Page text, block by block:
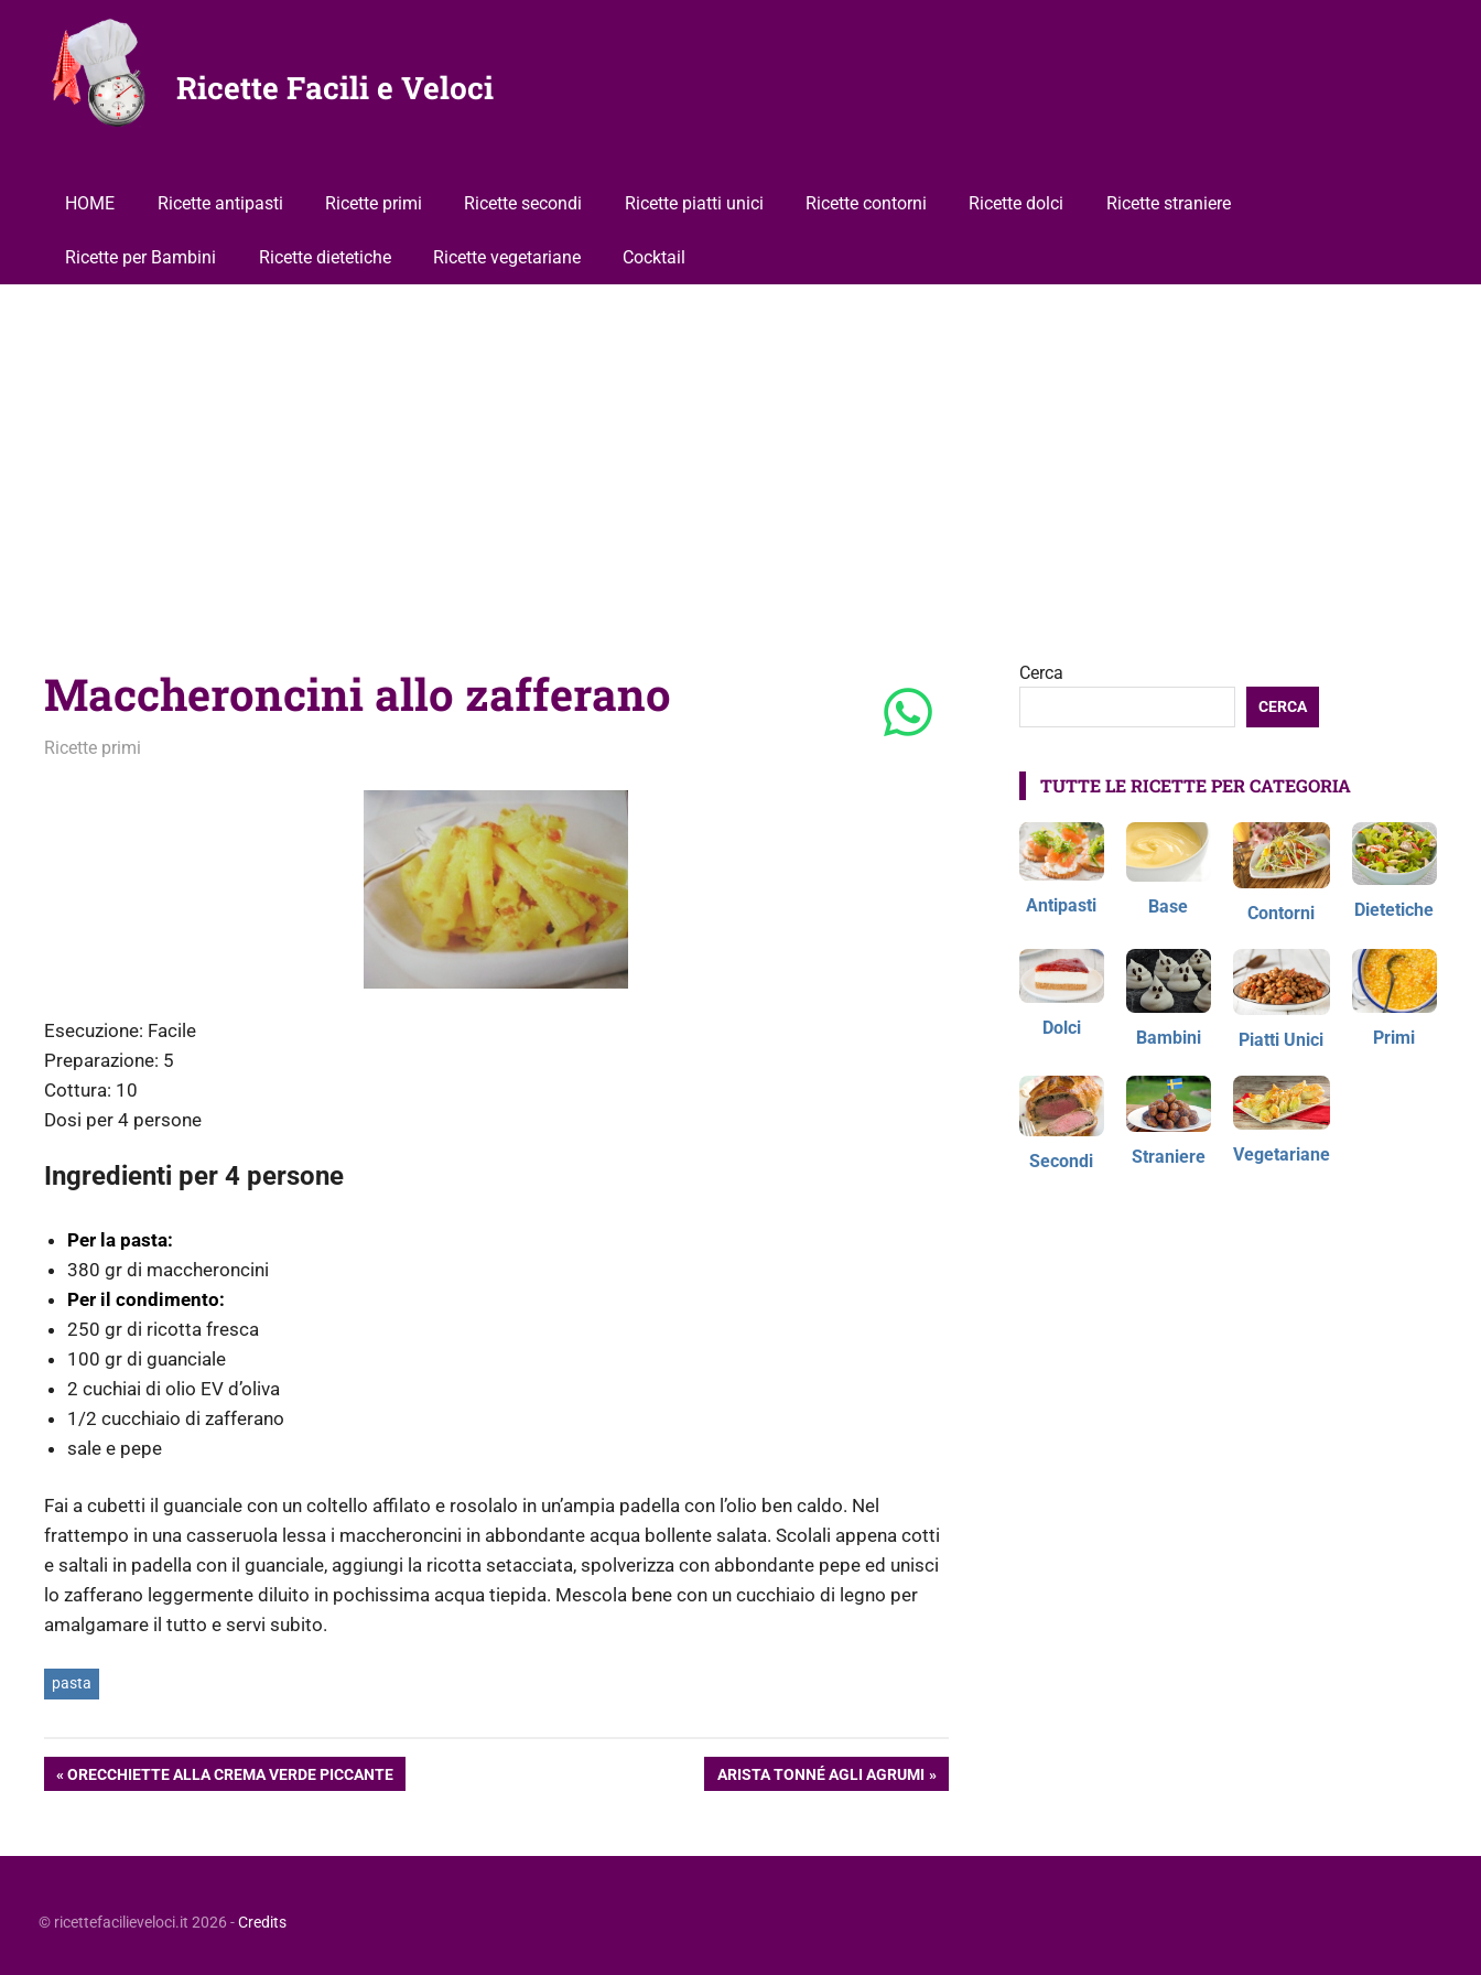
contenuto
Ricette Facili e Veloci
HOME Ricette antipasti Ricette primi Ricette secondi Ricette piatti unici Ricette contorni Ricette dolci Ricette straniere
Ricette per Bambini Ricette dietetiche Ricette vegetariane Cocktail
Maccheroncini allo zafferano
1 Marzo 2010
admin
Ricette primi
Esecuzione: Facile
Preparazione: 5
Cottura: 10
Dosi per 4 persone
Ingredienti per 4 persone
Per la pasta:
380 gr di maccheroncini
Per il condimento:
250 gr di ricotta fresca
100 gr di guanciale
2 cuchiai di olio EV d’oliva
1/2 cucchiaio di zafferano
sale e pepe
Fai a cubetti il guanciale con un coltello affilato e rosolalo in un’ampia padella con l’olio ben caldo. Nel
frattempo in una casseruola lessa i maccheroncini in abbondante acqua bollente salata. Scolali appena cotti
e saltali in padella con il guanciale, aggiungi la ricotta setacciata, spolverizza con abbondante pepe ed unisci
lo zafferano leggermente diluito in pochissima acqua tiepida. Mescola bene con un cucchiaio di legno per
amalgamare il tutto e servi subito.
pasta
Navigazione
ARTICOLO
ORECCHIETTE ALLA CREMA VERDE PICCANTE
ARTICOLO
ARISTA TONNÉ AGLI AGRUMI
Cerca
CERCA
TUTTE LE RICETTE PER CATEGORIA
Antipasti Base Contorni Dietetiche
Dolci Bambini Piatti Unici Primi
Secondi Straniere Vegetariane
© ricettefacilieveloci.it 2026 -Credits